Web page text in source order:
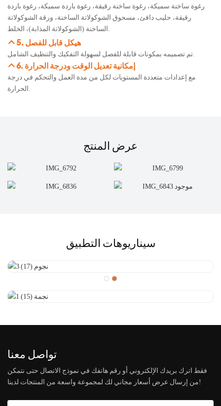
رغوة ساخنة سميكة، رغوة ساخنة رقيقة، رغوة باردة سميكة، رغوة باردة
رقيقة، حليب دافئ، مسحوق الشوكولاتة الساخنة، ورقة الشوكولاتة
5. هيكل قابل للفصل
تم تصميمه بمكونات قابلة للفصل لسهولة التفكيك والتنظيف الشامل.
6. إمكانية تعديل الوقت ودرجة الحرارة
مع إعدادات متعددة المستويات لكل من مدة العمل والتحكم في درجة
الحرارة.
عرض المنتج
سيناريوهات التطبيق
تواصل معنا
فقط اترك بريدك الإلكتروني أو رقم هاتفك في نموذج الاتصال حتى نتمكن
من إرسال عرض أسعار مجاني لك لمجموعة واسعة من المنتجات لدينا!